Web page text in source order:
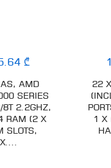
₾
AMD
SERIES
2.2GHZ,
RAM (2 X
SLOTS,
22
1 X